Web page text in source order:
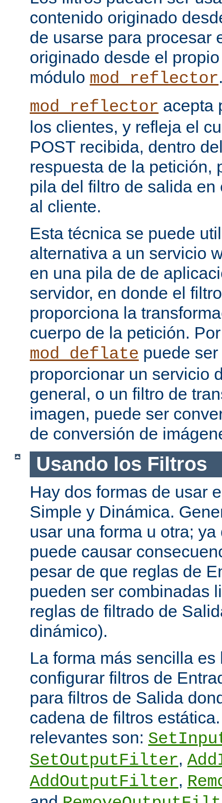
contenido originado
de usarse para procesar
originado desde el
módulo mod_reflector
mod_reflector acepta
los clientes, y refleja el
POST recibida, dentro
respuesta de la petición,
pila del filtro de salida
al cliente.
Esta técnica se puede
alternativa a un servicio
en una pila de de
servidor, en donde el
proporciona la
cuerpo de la petición.
mod_deflate puede
proporcionar un servicio
general, o un filtro de
imagen, puede ser
de conversión de
Usando los Filtros
Hay dos formas de usar
Simple y Dinámica.
usar una forma u otra;
puede causar
pesar de que reglas de
pueden ser combinadas
reglas de filtrado de
dinámico).
La forma más sencilla
configurar filtros de
para filtros de Salida
cadena de filtros
relevantes son:
SetOutputFilter,
AddOutputFilter,